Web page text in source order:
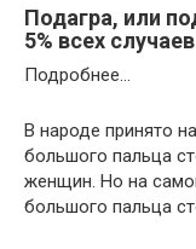
Подагра, или
5% всех
Подробнее…
В народе принято
большого пальца
женщин. Но на
большого пальца